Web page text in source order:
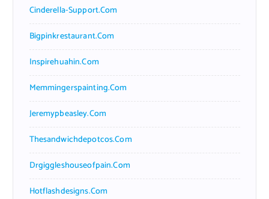
Cinderella-Support.com
Bigpinkrestaurant.com
Inspirehuahin.com
Memmingerspainting.com
Jeremypbeasley.com
Thesandwichdepotcos.com
Drgiggleshouseofpain.com
Hotflashdesigns.com